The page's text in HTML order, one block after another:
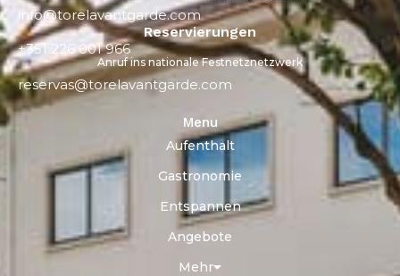
info@torelavantgarde.com
Reservierungen
+351 226 001 966
Anruf ins nationale Festnetznetzwerk
reservas@torelavantgarde.com
Menu
Aufenthalt
Gastronomie
Entspannen
Angebote
Mehr